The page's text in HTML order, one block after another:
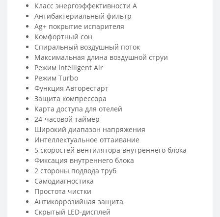
Класс энергоэффективности A
Антибактериальный фильтр
Ag+ покрытие испарителя
Комфортный сон
Спиральный воздушный поток
Максимальная длина воздушной струи
Режим Intelligent Air
Режим Turbo
Функция Авторестарт
Защита компрессора
Карта доступа для отелей
24-часовой таймер
Широкий диапазон напряжения
Интеллектуальное оттаивание
5 скоростей вентилятора внутреннего блока
Фиксация внутреннего блока
2 стороны подвода труб
Самодиагностика
Простота чистки
Антикоррозийная защита
Скрытый LED-дисплей